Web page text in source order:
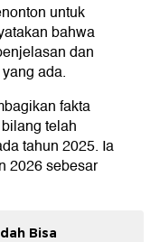
untuk
bahwa
dan
ada.
fakta
telah
tahun 2025. Ia
2026 sebesar
Bisa